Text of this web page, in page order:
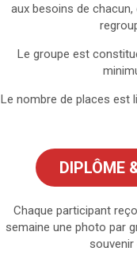
aux besoins de
Le groupe est
Le nombre de places est
DIPLÔME
Chaque participant
semaine une photo par
souvenir